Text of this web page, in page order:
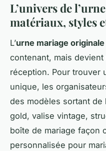
L’univers de
matériaux, styles
L’urne mariage originale
contenant, mais
réception. Pour trouver
unique, les
des modèles sortant de
gold, valise vintage,
boîte de mariage façon
personnalisée pour